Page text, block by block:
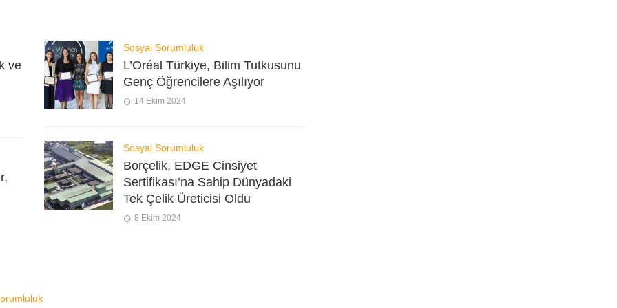
ve
Sosyal Sorumluluk
L’Oréal Türkiye, Bilim Tutkusunu
Genç Öğrencilere Aşılıyor
14 Ekim 2024
Sosyal Sorumluluk
Borçelik, EDGE Cinsiyet
Sertifikası’na Sahip Dünyadaki
Tek Çelik Üreticisi Oldu
8 Ekim 2024